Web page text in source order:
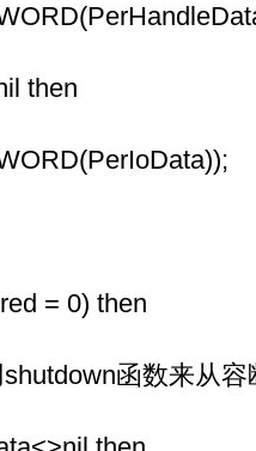
then
= 0) then
函数来从容